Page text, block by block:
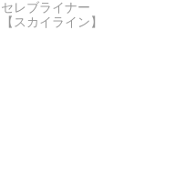
セレブライナー
【スカイライン】